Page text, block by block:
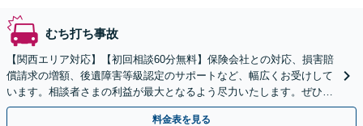
むち打ち事故
【関西エリア対応】【初回相談60分無料】保険会社との対応、損害賠
償請求の増額、後遺障害等級認定のサポートなど、幅広くお受けして
います。相談者さまの利益が最大となるよう尽力いたします。ぜひご
相談ください。【休日・夜間面談可】【WEB面談可】
料金表を見る